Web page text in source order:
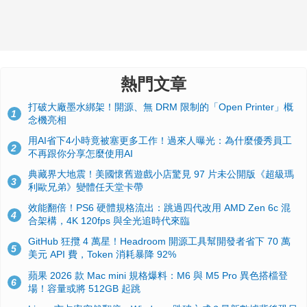
熱門文章
1
打破大廠墨水綁架！開源、無 DRM 限制的「Open Printer」概
念機亮相
2
用AI省下4小時竟被塞更多工作！過來人曝光：為什麼優秀員工
不再跟你分享怎麼使用AI
3
典藏界大地震！美國懷舊遊戲小店驚見 97 片未公開版《超級瑪
利歐兄弟》變體任天堂卡帶
4
效能翻倍！PS6 硬體規格流出：跳過四代改用 AMD Zen 6c 混
合架構，4K 120fps 與全光追時代來臨
5
GitHub 狂攬 4 萬星！Headroom 開源工具幫開發者省下 70 萬
美元 API 費，Token 消耗暴降 92%
6
蘋果 2026 款 Mac mini 規格爆料：M6 與 M5 Pro 異色搭檔登
場！容量或將 512GB 起跳